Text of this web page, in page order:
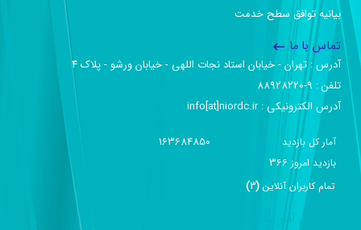
بیانیه توافق سطح خدمت
تماس با ما
آدرس :‌ تهران - خیابان استاد نجات اللهی - خیابان ورشو - پلاک ۴
تلفن :‌ 9-88928220
آدرس الکترونیکی :‌ info[at]niordc.ir
آمار کل بازدید 163684850
بازديد امروز 366
تمام کاربران آنلاين (
3
)